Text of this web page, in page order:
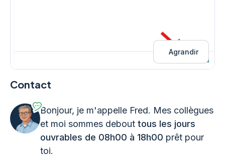
Agrandir
Contact
Bonjour, je m'appelle Fred. Mes collègues
et moi sommes debout tous les jours
ouvrables de 08h00 à 18h00 prêt pour
toi.